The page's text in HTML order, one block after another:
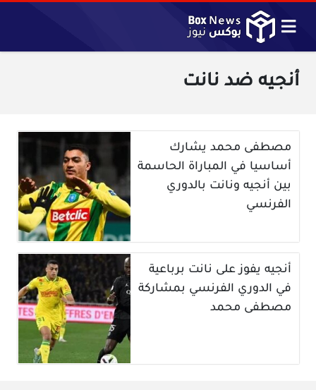
أنجيه ضد نانت
مصطفى محمد يشارك
أساسيا في المباراة الحاسمة
بين أنجيه ونانت بالدوري
الفرنسي
أنجيه يفوز على نانت برباعية
في الدوري الفرنسي بمشاركة
مصطفى محمد